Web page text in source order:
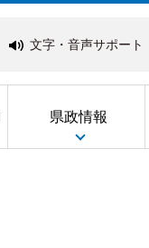
文字・音声サポート
県政情報